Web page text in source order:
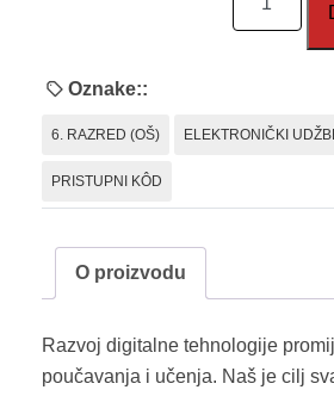
kôd
Oznake::
6. RAZRED (OŠ) ELEKTRONIČKI
PRISTUPNI KÔD
O proizvodu
Razvoj digitalne tehnologije
poučavanja i učenja. Naš je cilj